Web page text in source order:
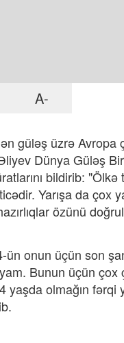
A-
güləş üzrə Avropa
Dünya Güləş
bildirib:
Yarışa da çox
özünü
ün onun üçün son
Bunun üçün çox
olmağın fərqi